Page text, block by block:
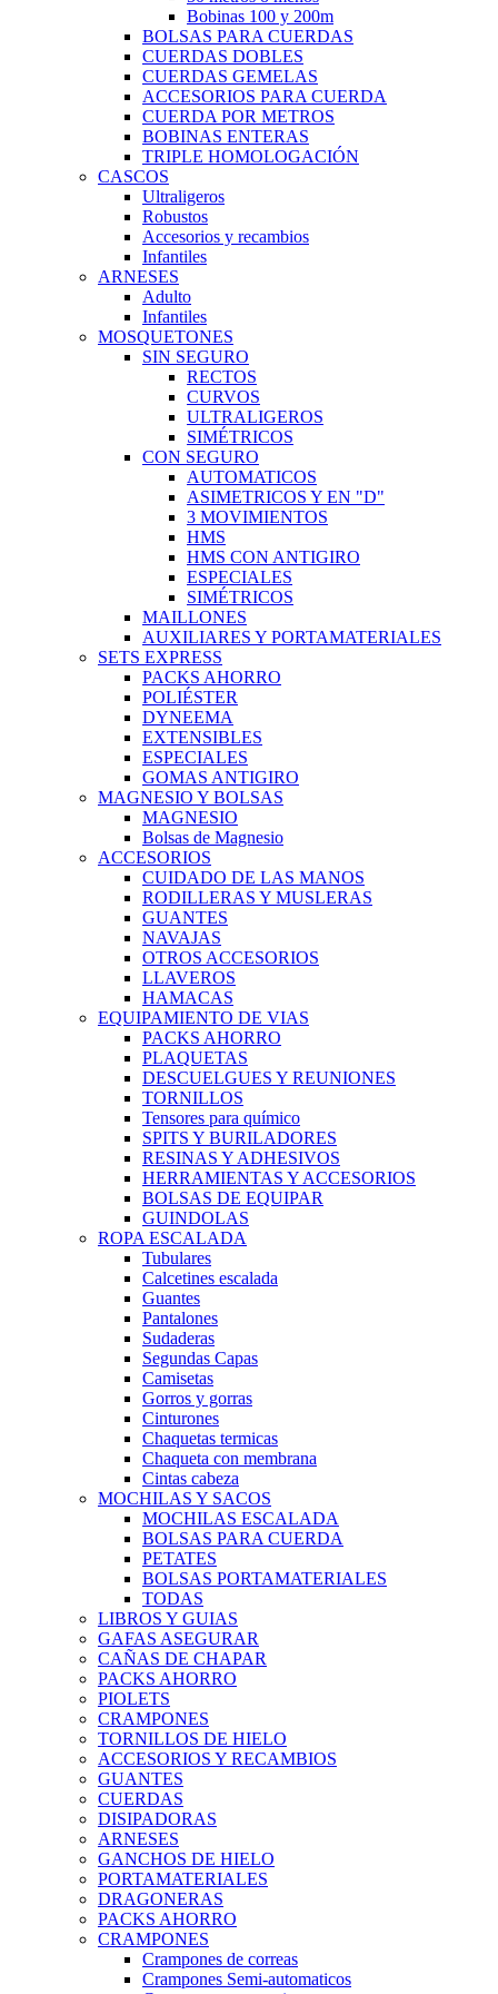
Bobinas 100 y 200m
BOLSAS PARA CUERDAS
CUERDAS DOBLES
CUERDAS GEMELAS
ACCESORIOS PARA CUERDA
CUERDA POR METROS
BOBINAS ENTERAS
TRIPLE HOMOLOGACIÓN
CASCOS
Ultraligeros
Robustos
Accesorios y recambios
Infantiles
ARNESES
Adulto
Infantiles
MOSQUETONES
SIN SEGURO
RECTOS
CURVOS
ULTRALIGEROS
SIMÉTRICOS
CON SEGURO
AUTOMATICOS
ASIMETRICOS Y EN "D"
3 MOVIMIENTOS
HMS
HMS CON ANTIGIRO
ESPECIALES
SIMÉTRICOS
MAILLONES
AUXILIARES Y PORTAMATERIALES
SETS EXPRESS
PACKS AHORRO
POLIÉSTER
DYNEEMA
EXTENSIBLES
ESPECIALES
GOMAS ANTIGIRO
MAGNESIO Y BOLSAS
MAGNESIO
Bolsas de Magnesio
ACCESORIOS
CUIDADO DE LAS MANOS
RODILLERAS Y MUSLERAS
GUANTES
NAVAJAS
OTROS ACCESORIOS
LLAVEROS
HAMACAS
EQUIPAMIENTO DE VIAS
PACKS AHORRO
PLAQUETAS
DESCUELGUES Y REUNIONES
TORNILLOS
Tensores para químico
SPITS Y BURILADORES
RESINAS Y ADHESIVOS
HERRAMIENTAS Y ACCESORIOS
BOLSAS DE EQUIPAR
GUINDOLAS
ROPA ESCALADA
Tubulares
Calcetines escalada
Guantes
Pantalones
Sudaderas
Segundas Capas
Camisetas
Gorros y gorras
Cinturones
Chaquetas termicas
Chaqueta con membrana
Cintas cabeza
MOCHILAS Y SACOS
MOCHILAS ESCALADA
BOLSAS PARA CUERDA
PETATES
BOLSAS PORTAMATERIALES
TODAS
LIBROS Y GUIAS
GAFAS ASEGURAR
CAÑAS DE CHAPAR
PACKS AHORRO
PIOLETS
CRAMPONES
TORNILLOS DE HIELO
ACCESORIOS Y RECAMBIOS
GUANTES
CUERDAS
DISIPADORAS
ARNESES
GANCHOS DE HIELO
PORTAMATERIALES
DRAGONERAS
PACKS AHORRO
CRAMPONES
Crampones de correas
Crampones Semi-automaticos